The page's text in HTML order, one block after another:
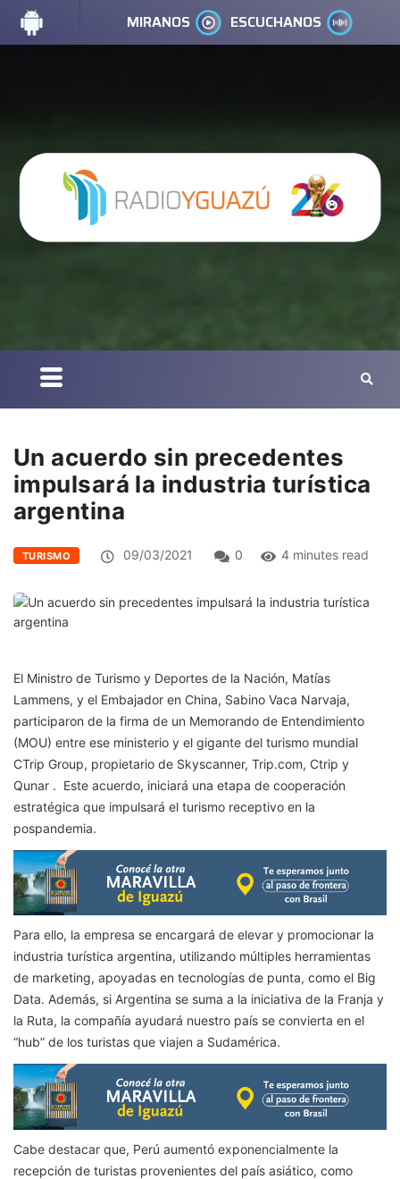
MIRANOS ESCUCHANOS
Un acuerdo sin precedentes
impulsará la industria turística
argentina
TURISMO 09/03/2021 0 4 minutes read
El Ministro de Turismo y Deportes de la Nación, Matías
Lammens, y el Embajador en China, Sabino Vaca Narvaja,
participaron de la firma de un Memorando de Entendimiento
(MOU) entre ese ministerio y el gigante del turismo mundial
CTrip Group, propietario de Skyscanner, Trip.com, Ctrip y
Qunar . Este acuerdo, iniciará una etapa de cooperación
estratégica que impulsará el turismo receptivo en la
pospandemia.
Para ello, la empresa se encargará de elevar y promocionar la
industria turística argentina, utilizando múltiples herramientas
de marketing, apoyadas en tecnologías de punta, como el Big
Data. Además, si Argentina se suma a la iniciativa de la Franja y
la Ruta, la compañía ayudará nuestro país se convierta en el
“hub” de los turistas que viajen a Sudamérica.
Cabe destacar que, Perú aumentó exponencialmente la
recepción de turistas provenientes del país asiático, como